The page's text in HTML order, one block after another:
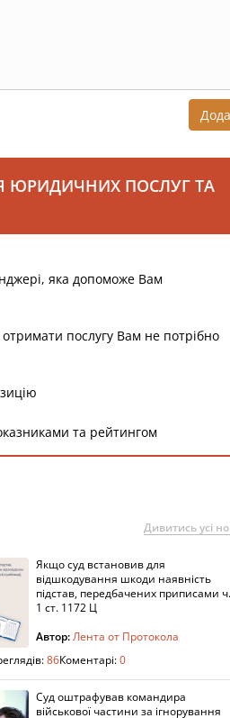
ЮРИДИЧНИХ ПОСЛУГ ТА
яка допоможе Вам
послугу Вам не потрібно
та рейтингом
Дивитись усі
Якщо суд встановив для
відшкодування шкоди наявність
підстав, передбачених приписами ч.
1 ст. 1172 Ц
Автор:Лента от Протокола
86Коментарі:0
Суд оштрафував командира
військової частини за ігнорування